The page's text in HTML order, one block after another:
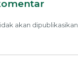
akan dipublikasikan.